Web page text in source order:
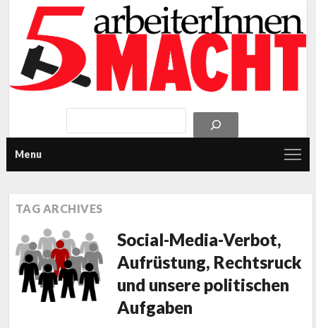
Menu
TAG ARCHIVES
Social-Media-Verbot,
Aufrüstung, Rechtsruck
und unsere politischen
Aufgaben